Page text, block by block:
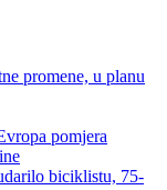
promene, u planu
pomjera
biciklistu, 75-